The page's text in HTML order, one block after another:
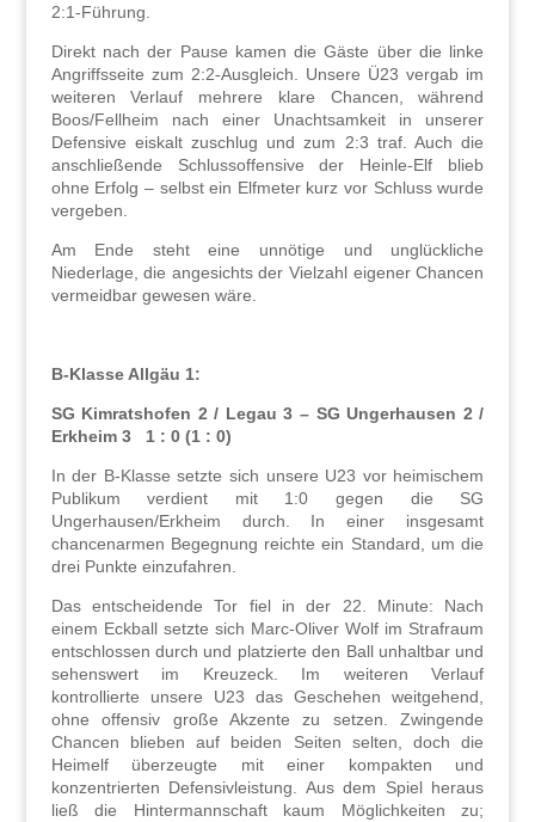
2:1 ‑Führung.
Direkt nach der Pause kamen die Gäste über die linke
Angriffsseite zum 2:2‑Ausgleich. Unsere Ü23 vergab im
weiteren Verlauf mehrere klare Chancen, während
Boos/Fellheim nach einer Unachtsamkeit in unserer
Defensive eiskalt zuschlug und zum 2:3 traf. Auch die
anschließende Schlussoffensive der Heinle‑Elf blieb
ohne Erfolg – selbst ein Elfmeter kurz vor Schluss wurde
vergeben.
Am Ende steht eine unnötige und unglückliche
Niederlage, die angesichts der Vielzahl eigener Chancen
vermeidbar gewesen wäre.
B-Klasse Allgäu 1:
SG Kimratshofen 2 / Legau 3 – SG Ungerhausen 2 /
Erkheim 3
1 : 0 (1 : 0)
In der B-Klasse setzte sich unsere U23 vor heimischem
Publikum verdient mit 1:0 gegen die SG
Ungerhausen/Erkheim durch. In einer insgesamt
chancenarmen Begegnung reichte ein Standard, um die
drei Punkte einzufahren.
Das entscheidende Tor fiel in der 22. Minute: Nach
einem Eckball setzte sich Marc‑Oliver Wolf im Strafraum
entschlossen durch und platzierte den Ball unhaltbar und
sehenswert im Kreuzeck. Im weiteren Verlauf
kontrollierte unsere U23 das Geschehen weitgehend,
ohne offensiv große Akzente zu setzen. Zwingende
Chancen blieben auf beiden Seiten selten, doch die
Heimelf überzeugte mit einer kompakten und
konzentrierten Defensivleistung. Aus dem Spiel heraus
ließ die Hintermannschaft kaum Möglichkeiten zu;